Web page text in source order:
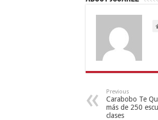
Previous
Carabobo Te
más de 250
clases